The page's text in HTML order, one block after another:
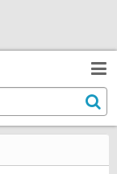
e
a
c